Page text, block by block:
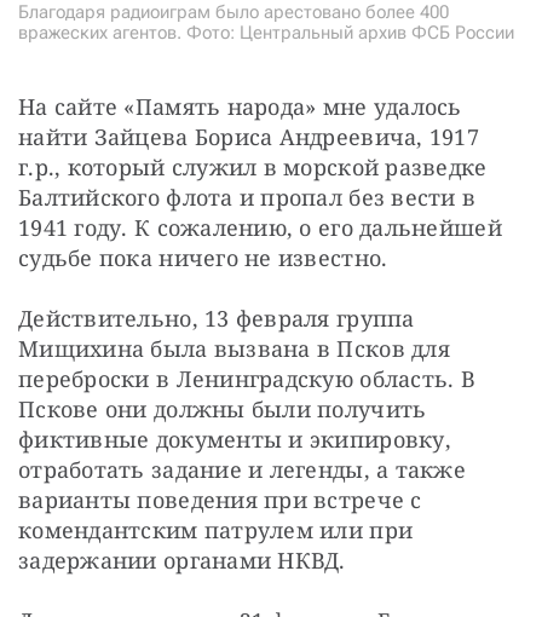
Благодаря радиоиграм было арестовано более 400
вражеских агентов. Фото: Центральный архив ФСБ России
На сайте «Память народа» мне удалось
найти Зайцева Бориса Андреевича, 1917
г.р., который служил в морской разведке
Балтийского флота и пропал без вести в
1941 году. К сожалению, о его дальнейшей
судьбе пока ничего не известно.
Действительно, 13 февраля группа
Мищихина была вызвана в Псков для
переброски в Ленинградскую область. В
Пскове они должны были получить
фиктивные документы и экипировку,
отработать задание и легенды, а также
варианты поведения при встрече с
комендантским патрулем или при
задержании органами НКВД.